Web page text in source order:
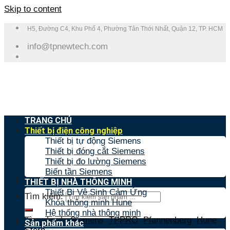
Skip to content
H5, Đường C4, Khu Phố 4, Phường Tân Thới Nhất, Quận 12, TP. HCM
info@tpnewtech.com
Tìm kiếm:
Tìm nhanh:Siemens,TPPRO,Pfannenberg,Hune,
TRANG CHỦ
Thiết bị điện công nghiệp
Thiết bị tự động Siemens
Thiết bị đóng cắt Siemens
Thiết bị đo lường Siemens
Biến tần Siemens
THIẾT BỊ NHÀ THÔNG MINH
Thiết Bị Vệ Sinh Cảm Ứng
Khóa thông minh Hune
Hệ thống nhà thông minh
Sản phẩm khác